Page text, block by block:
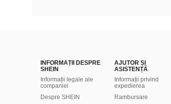
INFORMAȚII DESPRE
SHEIN
Informații legale ale
companiei
Despre SHEIN
AJUTOR ȘI
ASISTENȚĂ
Informații privind
expedierea
Rambursare